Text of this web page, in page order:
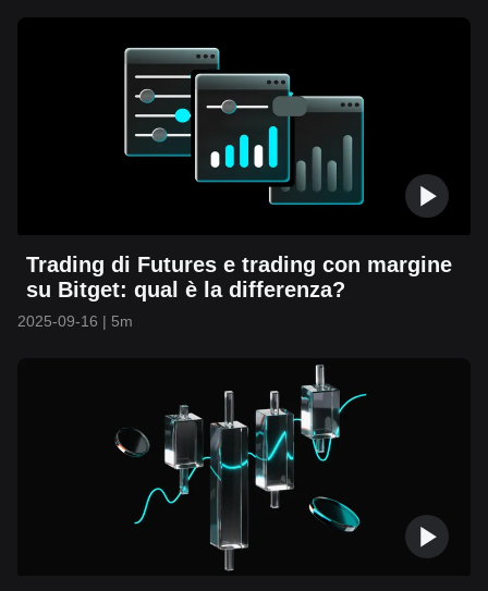
Trading di Futures e trading con margine
su Bitget: qual è la differenza?
2025-09-16 | 5m